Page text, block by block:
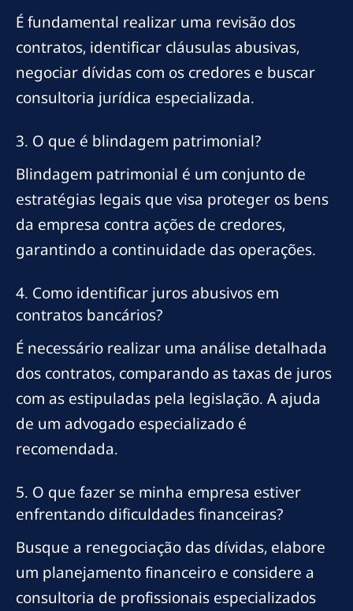
É fundamental realizar uma revisão dos
contratos, identificar cláusulas abusivas,
negociar dívidas com os credores e buscar
consultoria jurídica especializada.
3. O que é blindagem patrimonial?
Blindagem patrimonial é um conjunto de
estratégias legais que visa proteger os bens
da empresa contra ações de credores,
garantindo a continuidade das operações.
4. Como identificar juros abusivos em
contratos bancários?
É necessário realizar uma análise detalhada
dos contratos, comparando as taxas de juros
com as estipuladas pela legislação. A ajuda
de um advogado especializado é
recomendada.
5. O que fazer se minha empresa estiver
enfrentando dificuldades financeiras?
Busque a renegociação das dívidas, elabore
um planejamento financeiro e considere a
consultoria de profissionais especializados